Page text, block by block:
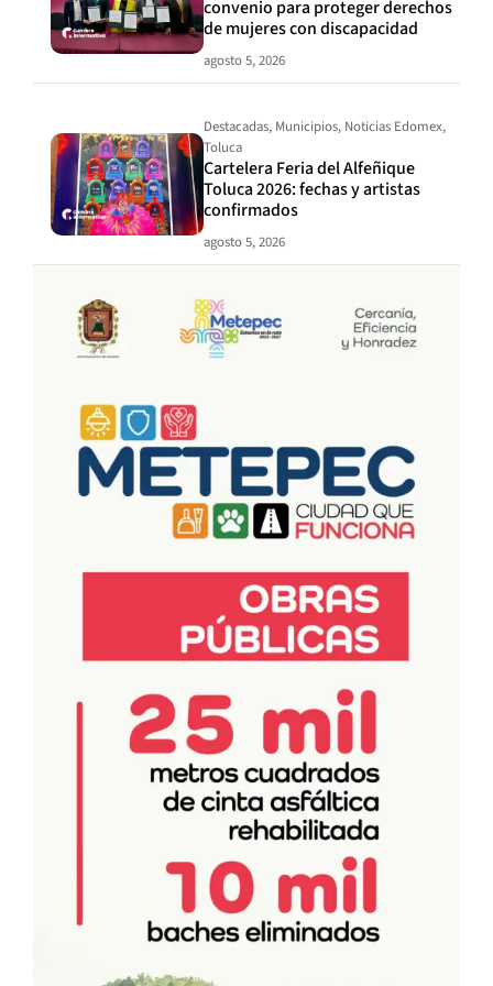
convenio para proteger derechos
de mujeres con discapacidad
agosto 5, 2026
Destacadas, Municipios, Noticias Edomex,
Toluca
Cartelera Feria del Alfeñique
Toluca 2026: fechas y artistas
confirmados
agosto 5, 2026